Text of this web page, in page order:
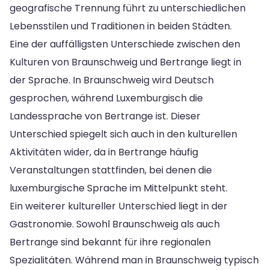
geografische Trennung führt zu unterschiedlichen
Lebensstilen und Traditionen in beiden Städten.
Eine der auffälligsten Unterschiede zwischen den
Kulturen von Braunschweig und Bertrange liegt in
der Sprache. In Braunschweig wird Deutsch
gesprochen, während Luxemburgisch die
Landessprache von Bertrange ist. Dieser
Unterschied spiegelt sich auch in den kulturellen
Aktivitäten wider, da in Bertrange häufig
Veranstaltungen stattfinden, bei denen die
luxemburgische Sprache im Mittelpunkt steht.
Ein weiterer kultureller Unterschied liegt in der
Gastronomie. Sowohl Braunschweig als auch
Bertrange sind bekannt für ihre regionalen
Spezialitäten. Während man in Braunschweig typisch